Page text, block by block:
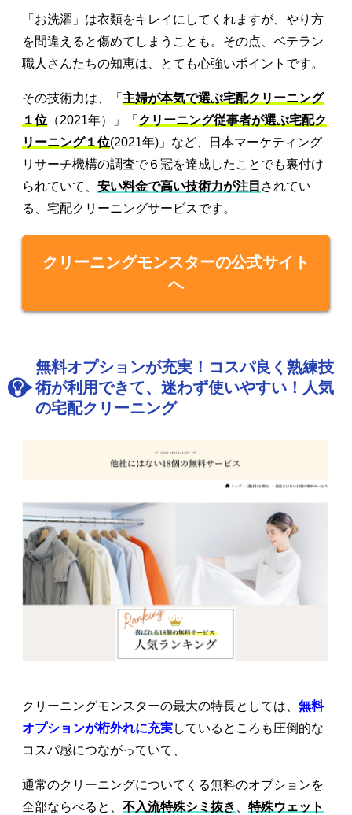
「お洗濯」は衣類をキレイにしてくれますが、やり方
を間違えると傷めてしまうことも。その点、ベテラン
職人さんたちの知恵は、とても心強いポイントです。
その技術力は、「 主婦が本気で選ぶ宅配クリーニング
１位 （2021年）」「 クリーニング従事者が選ぶ宅配ク
リーニング１位(2021年)」など、日本マーケティング
リサーチ機構の調査で６冠を達成したことでも裏付け
られていて、 安い料金で高い技術力が注目 されてい
る、宅配クリーニングサービスです。
クリーニングモンスターの公式サイト
へ
無料オプションが充実！コスパ良く熟練技
術が利用できて、迷わず使いやすい！人気
の宅配クリーニング
クリーニングモンスターの最大の特長としては、 無料
オプションが桁外れに充実しているところも圧倒的な
コスパ感につながっていて、
通常のクリーニングについてくる無料のオプションを
全部ならべると、 不入流特殊シミ抜き
特殊ウェット